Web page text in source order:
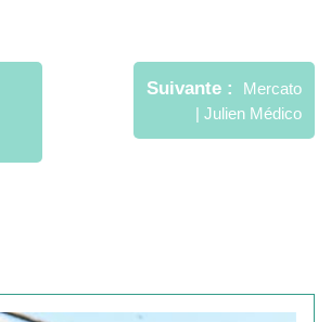
Suivante
Mercato
| Julien Médico